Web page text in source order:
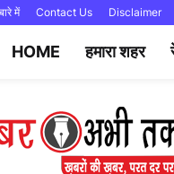
में Contact Us Disclaimer
HOME हमारा शहर